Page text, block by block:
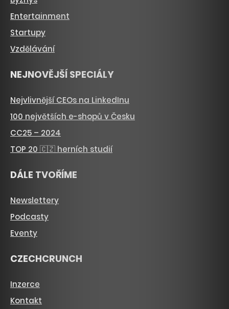
Entertainment
Startupy
Vzdělávání
NEJNOVĚJŠÍ SPECIÁLY
Nejvlivnější CEOs na LinkedInu
100 největších e-shopů v Česku
CC25 – 2024
TOP 20 🇨🇿 herních studií
DÁLE TVOŘÍME
Newslettery
Podcasty
Eventy
CZECHCRUNCH
Inzerce
Kontakt